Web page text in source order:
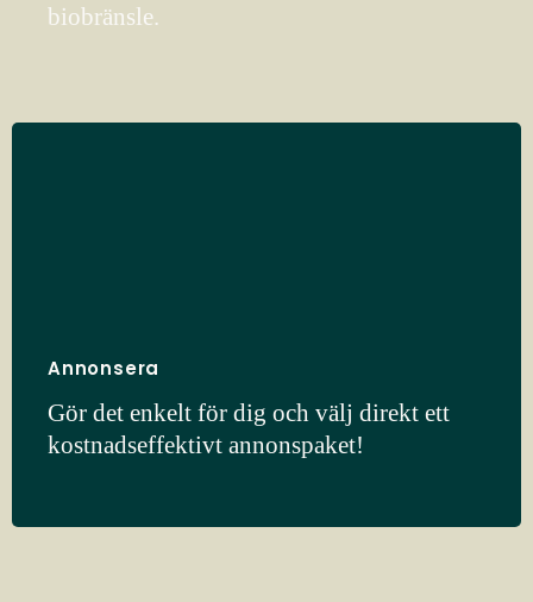
biobränsle.
Annonsera
Gör det enkelt för dig och välj direkt ett
kostnadseffektivt annonspaket!